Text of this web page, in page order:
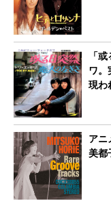
「
ワ。
現わ
ア
美都